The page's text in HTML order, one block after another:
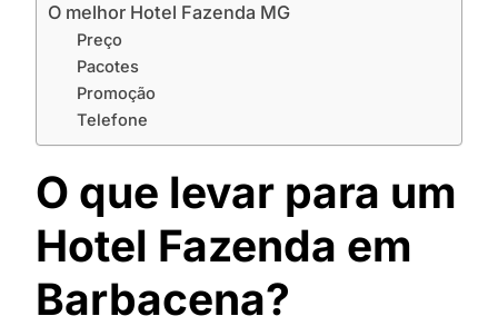
O melhor Hotel Fazenda MG
Preço
Pacotes
Promoção
Telefone
O que levar para um
Hotel Fazenda em
Barbacena?